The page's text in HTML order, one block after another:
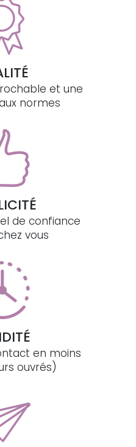
et une
normes
de confiance
vous
en moins
ouvrés)